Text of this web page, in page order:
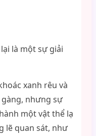
là một sự giải
xanh rêu và
nhưng sự
một vật thể lạ
lẽ quan sát, như